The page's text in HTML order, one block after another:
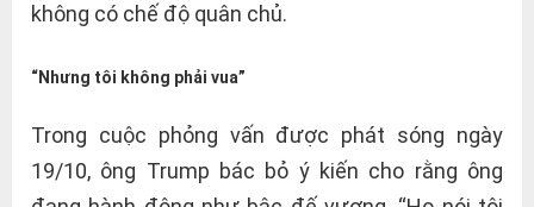
không có chế độ quân chủ.
“Nhưng tôi không phải vua”
Trong cuộc phỏng vấn được phát sóng ngày
19/10, ông Trump bác bỏ ý kiến cho rằng ông